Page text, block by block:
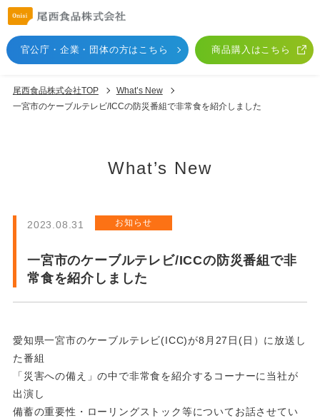
官公庁・企業・団体の方はこちら 商品購入はこちら
尾西食品株式会社TOP
What’s New
一宮市のケーブルテレビ/ICCの防災番組で非常食を紹介しました
What’s New
2023.08.31 お知らせ
一宮市のケーブルテレビ/ICCの防災番組で非
常食を紹介しました
愛知県一宮市のケーブルテレビ(ICC)が8月27日(日）に放送し
た番組
「災害への備え」の中で非常食を紹介するコーナーに当社が
出演し
備蓄の重要性・ローリングストック等についてお話させてい